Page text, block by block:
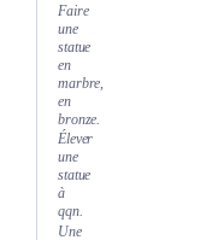
Faire
une
statue
en
marbre,
en
bronze.
Élever
une
statue
à
qqn.
Une